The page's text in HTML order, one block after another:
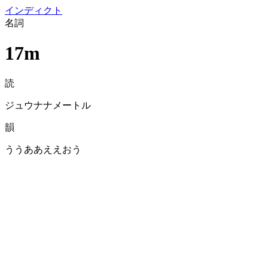
インディクト
名詞
17m
読
ジュウナナメートル
韻
ううああええおう